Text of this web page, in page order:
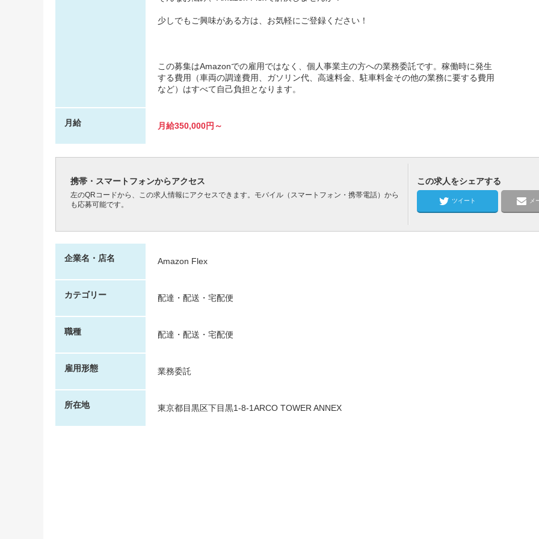
少しでもご興味がある方は、お気軽にご登録ください！
この募集はAmazonでの雇用ではなく、個人事業主の方への業務委託です。稼働時に発生
する費用（車両の調達費用、ガソリン代、高速料金、駐車料金その他の業務に要する費用
など）はすべて自己負担となります。
月給 月給350,000円～
携帯・スマートフォンからアクセス
左のQRコードから、この求人情報にアクセスできます。モバイル（スマートフォン・携帯電話）から
も応募可能です。
この求人をシェアする
ツイート メ
企業名・店名 Amazon Flex
カテゴリー 配達・配送・宅配便
職種 配達・配送・宅配便
雇用形態 業務委託
所在地 東京都目黒区下目黒1-8-1ARCO TOWER ANNEX